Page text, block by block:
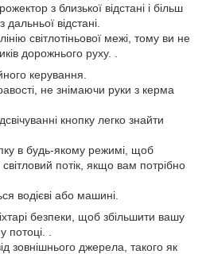
з близької відстані і більш
відстані.
світлотіньової межі, тому ви не
дорожнього руху. .
керування.
не знімаючи руки з керма
кнопку легко знайти
в будь-якому режимі, щоб
потік, якщо вам потрібно
водієві або машині.
безпеки, щоб збільшити вашу
потоці. .
зовнішнього джерела, такого як